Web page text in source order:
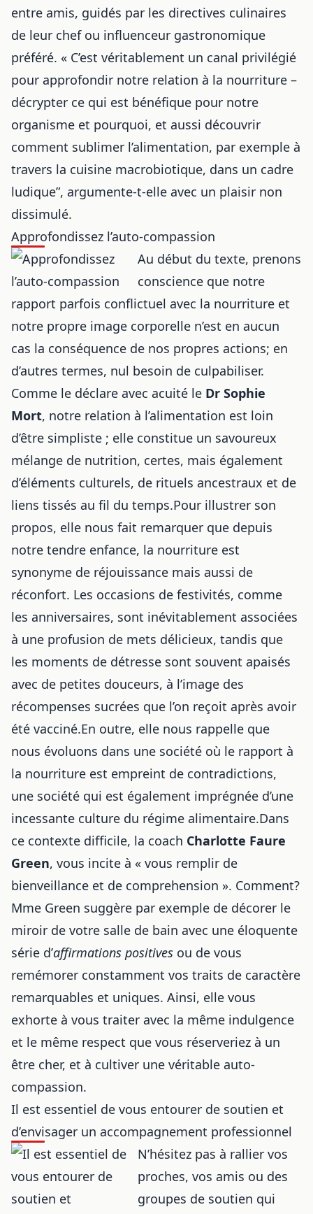
entre amis, guidés par les directives culinaires
de leur chef ou influenceur gastronomique
préféré. « C’est véritablement un canal privilégié
pour approfondir notre relation à la nourriture –
décrypter ce qui est bénéfique pour notre
organisme et pourquoi, et aussi découvrir
comment sublimer l’alimentation, par exemple à
travers la cuisine macrobiotique, dans un cadre
ludique”, argumente-t-elle avec un plaisir non
dissimulé.
Approfondissez l’auto-compassion
Au début du texte, prenons
conscience que notre
rapport parfois conflictuel avec la nourriture et
notre propre image corporelle n’est en aucun
cas la conséquence de nos propres actions; en
d’autres termes, nul besoin de culpabiliser.
Comme le déclare avec acuité le Dr Sophie
Mort, notre relation à l’alimentation est loin
d’être simpliste ; elle constitue un savoureux
mélange de nutrition, certes, mais également
d’éléments culturels, de rituels ancestraux et de
liens tissés au fil du temps.Pour illustrer son
propos, elle nous fait remarquer que depuis
notre tendre enfance, la nourriture est
synonyme de réjouissance mais aussi de
réconfort. Les occasions de festivités, comme
les anniversaires, sont inévitablement associées
à une profusion de mets délicieux, tandis que
les moments de détresse sont souvent apaisés
avec de petites douceurs, à l’image des
récompenses sucrées que l’on reçoit après avoir
été vacciné.En outre, elle nous rappelle que
nous évoluons dans une société où le rapport à
la nourriture est empreint de contradictions,
une société qui est également imprégnée d’une
incessante culture du régime alimentaire.Dans
ce contexte difficile, la coach Charlotte Faure
Green, vous incite à « vous remplir de
bienveillance et de comprehension ». Comment?
Mme Green suggère par exemple de décorer le
miroir de votre salle de bain avec une éloquente
série d’affirmations positives ou de vous
remémorer constamment vos traits de caractère
remarquables et uniques. Ainsi, elle vous
exhorte à vous traiter avec la même indulgence
et le même respect que vous réserveriez à un
être cher, et à cultiver une véritable auto-
compassion.
Il est essentiel de vous entourer de soutien et
d’envisager un accompagnement professionnel
N’hésitez pas à rallier vos
proches, vos amis ou des
groupes de soutien qui